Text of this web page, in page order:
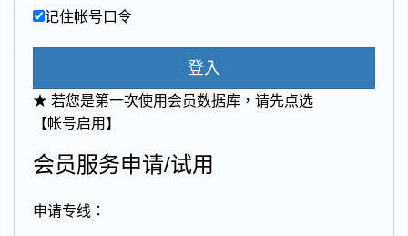
记住帐号口令
登入
★ 若您是第一次使用会员数据库，请先点选
【帐号启用】
会员服务申请/试用
申请专线：